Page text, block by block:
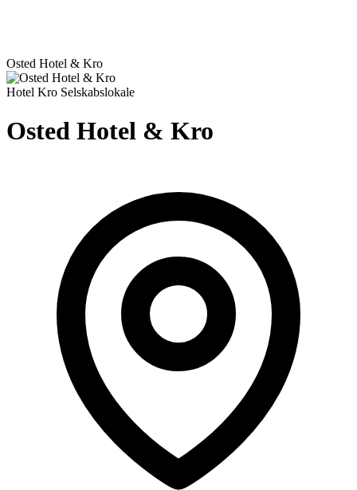
Osted Hotel & Kro
Hotel Kro Selskabslokale
Osted Hotel & Kro